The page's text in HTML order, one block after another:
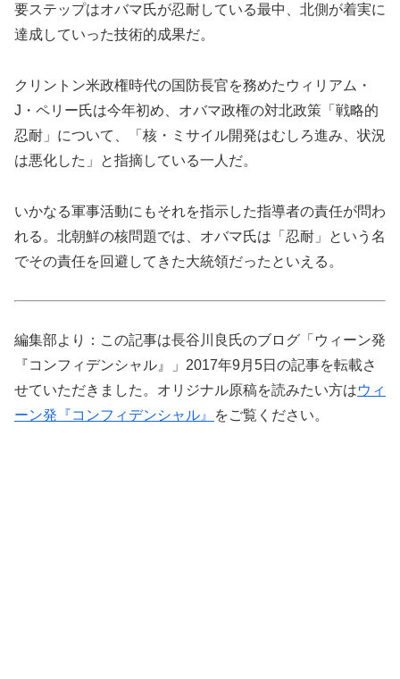
要ステップはオバマ氏が忍耐している最中、北側が着実に
達成していった技術的成果だ。
クリントン米政権時代の国防長官を務めたウィリアム・
J・ペリー氏は今年初め、オバマ政権の対北政策「戦略的
忍耐」について、「核・ミサイル開発はむしろ進み、状況
は悪化した」と指摘している一人だ。
いかなる軍事活動にもそれを指示した指導者の責任が問わ
れる。北朝鮮の核問題では、オバマ氏は「忍耐」という名
でその責任を回避してきた大統領だったといえる。
編集部より：この記事は長谷川良氏のブログ「ウィーン発
『コンフィデンシャル』」2017年9月5日の記事を転載さ
せていただきました。オリジナル原稿を読みたい方はウィ
ーン発『コンフィデンシャル』
をご覧ください。